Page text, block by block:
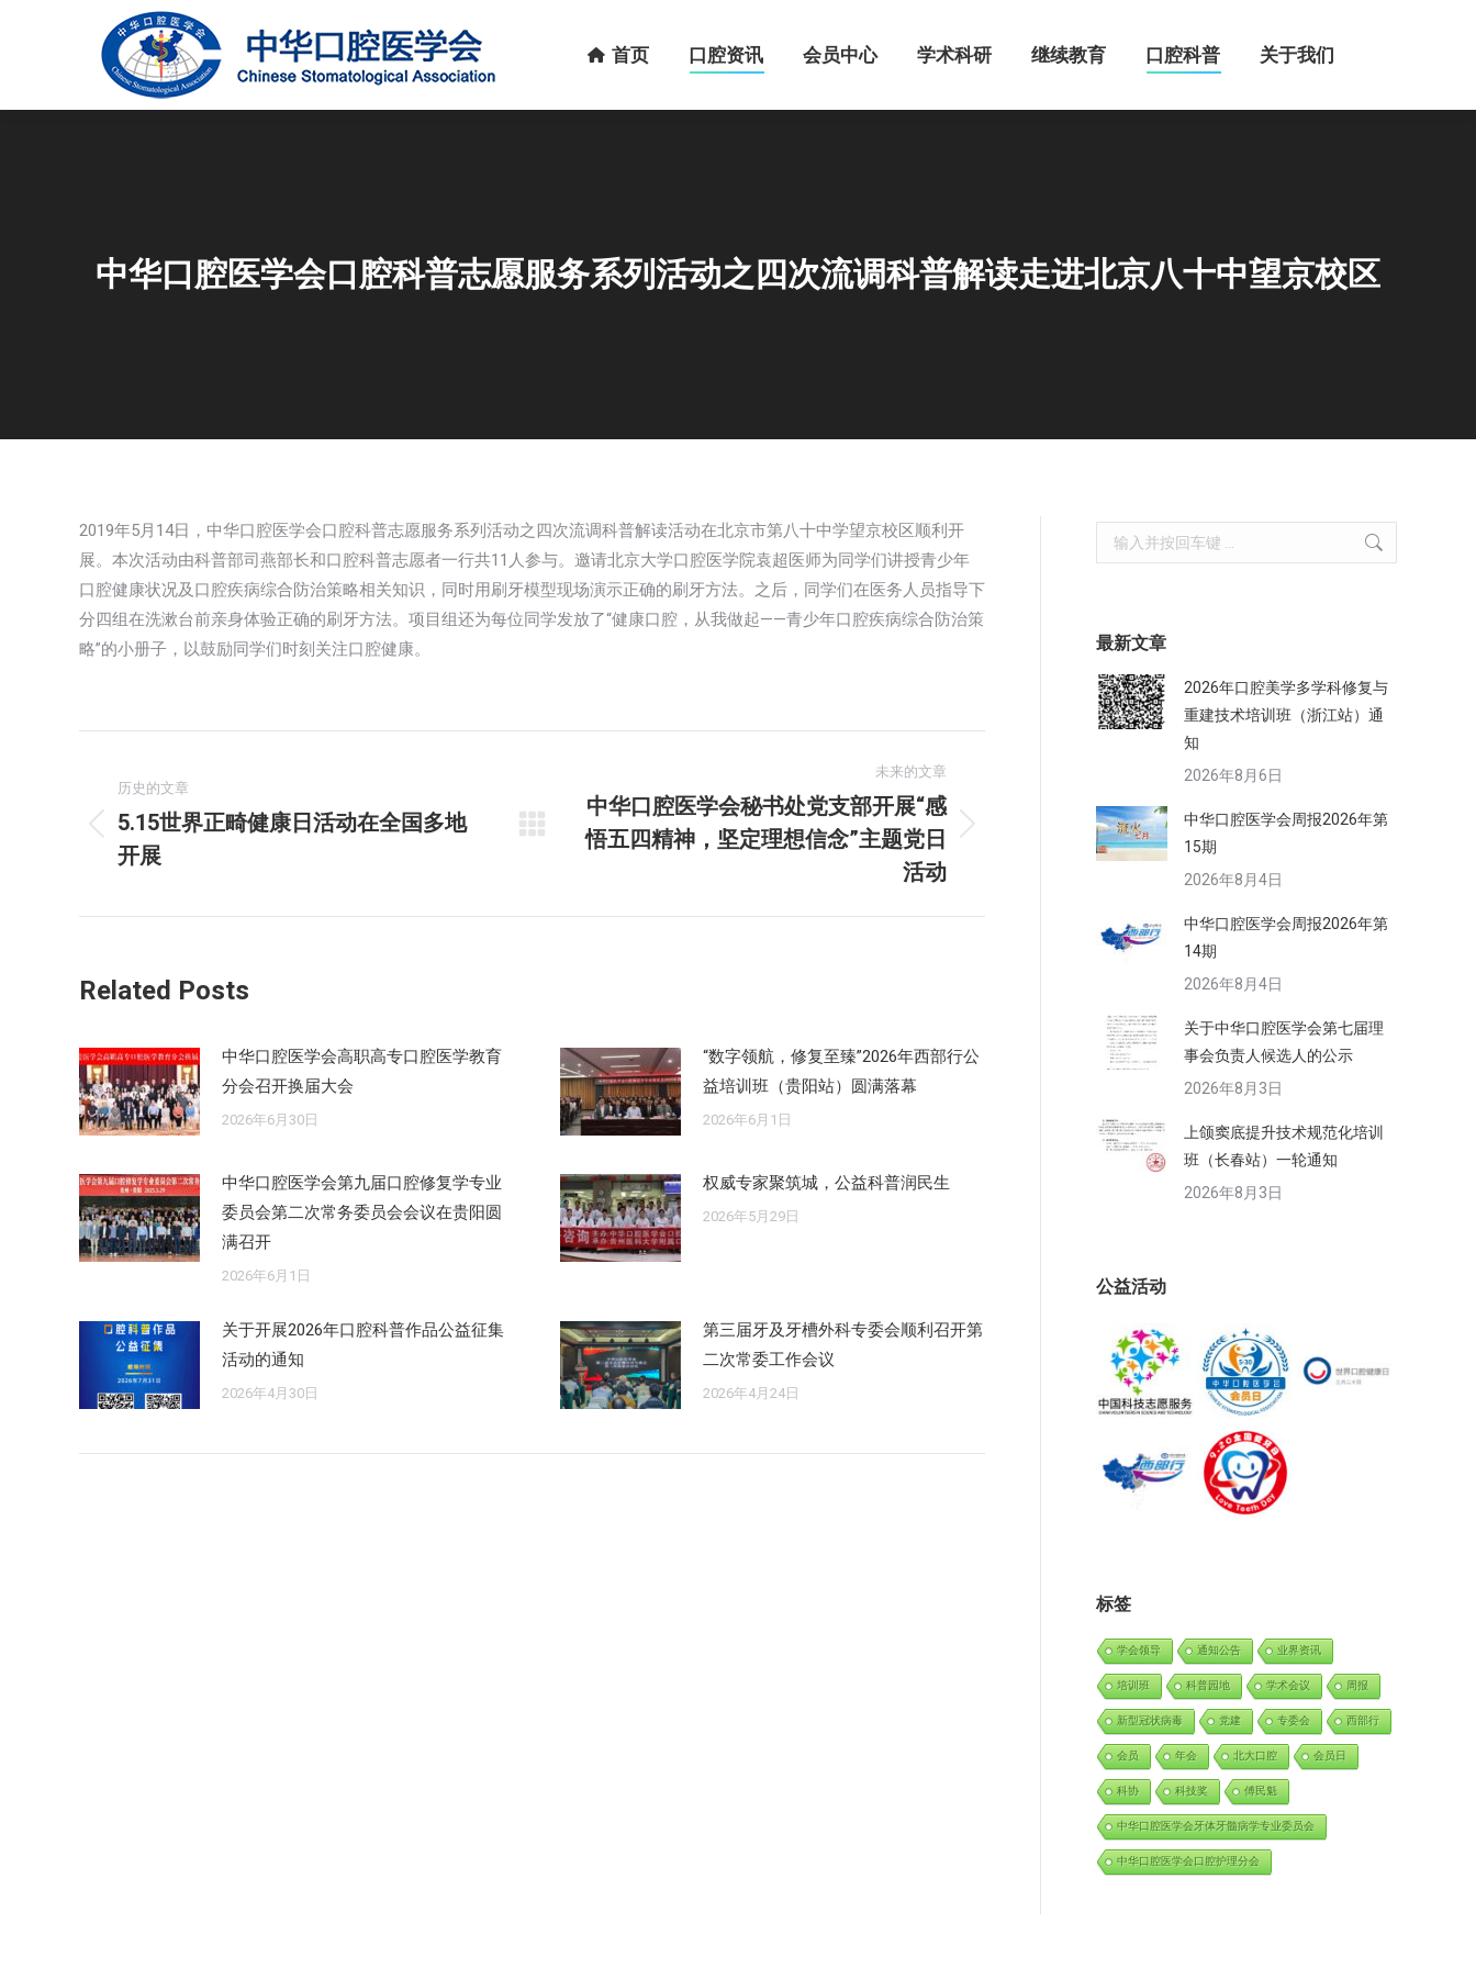
首页 口腔资讯 会员中心 学术科研 继续教育 口腔科普 关于我们
中华口腔医学会口腔科普志愿服务系列活动之四次流调科普解读走进北京八十中望京校区
2019年5月14日，中华口腔医学会口腔科普志愿服务系列活动之四次流调科普解读活动在北京市第八十中学望京校区顺利开
展。本次活动由科普部司燕部长和口腔科普志愿者一行共11人参与。邀请北京大学口腔医学院袁超医师为同学们讲授青少年
口腔健康状况及口腔疾病综合防治策略相关知识，同时用刷牙模型现场演示正确的刷牙方法。之后，同学们在医务人员指导下
分四组在洗漱台前亲身体验正确的刷牙方法。项目组还为每位同学发放了“健康口腔，从我做起——青少年口腔疾病综合防治策
略”的小册子，以鼓励同学们时刻关注口腔健康。
章
导
历史的文章
历
史
5.15世界正畸健康日活动在全国多地
开展
未来的文章
未
中华口腔医学会秘书处党支部开展“感
悟五四精神，坚定理想信念”主题党日
活动
Related Posts
中华口腔医学会高职高专口腔医学教育
分会召开换届大会
2026年6月30日
“数字领航，修复至臻”2026年西部行公
益培训班（贵阳站）圆满落幕
2026年6月1日
中华口腔医学会第九届口腔修复学专业
委员会第二次常务委员会会议在贵阳圆
满召开
2026年6月1日
权威专家聚筑城，公益科普润民生
2026年5月29日
关于开展2026年口腔科普作品公益征集
活动的通知
2026年4月30日
第三届牙及牙槽外科专委会顺利召开第
二次常委工作会议
2026年4月24日
Search:
最新文章
2026年口腔美学多学科修复与
重建技术培训班（浙江站）通
知
2026年8月6日
中华口腔医学会周报2026年第
15期
2026年8月4日
中华口腔医学会周报2026年第
14期
2026年8月4日
关于中华口腔医学会第七届理
事会负责人候选人的公示
2026年8月3日
上颌窦底提升技术规范化培训
班（长春站）一轮通知
2026年8月3日
公益活动
标签
学会领导 通知公告 业界资讯
培训班 科普园地 学术会议 周报
新型冠状病毒 党建 专委会 西部行
会员 年会 北大口腔 会员日
科协 科技奖 傅民魁
中华口腔医学会牙体牙髓病学专业委员会
中华口腔医学会口腔护理分会